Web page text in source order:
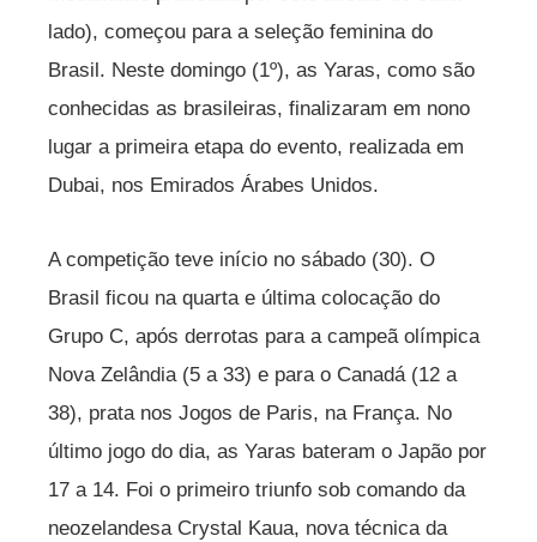
lado), começou para a seleção feminina do
Brasil. Neste domingo (1º), as Yaras, como são
conhecidas as brasileiras, finalizaram em nono
lugar a primeira etapa do evento, realizada em
Dubai, nos Emirados Árabes Unidos.
A competição teve início no sábado (30). O
Brasil ficou na quarta e última colocação do
Grupo C, após derrotas para a campeã olímpica
Nova Zelândia (5 a 33) e para o Canadá (12 a
38), prata nos Jogos de Paris, na França. No
último jogo do dia, as Yaras bateram o Japão por
17 a 14. Foi o primeiro triunfo sob comando da
neozelandesa Crystal Kaua, nova técnica da